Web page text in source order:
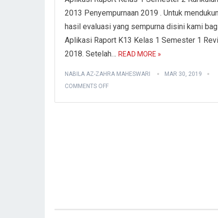
2013 Penyempurnaan 2019 . Untuk
hasil evaluasi yang sempurna disini kami
Aplikasi Raport K13 Kelas 1 Semester 1
2018. Setelah… READ MORE »
NABILA AZ-ZAHRA MAHESWARI
MAR 30, 2019
COMMENTS OFF